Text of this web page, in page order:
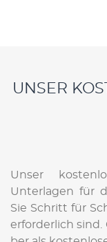
UNSER
Un­ser
Unter­lagen für
Sie Schritt für
er­for­der­lich